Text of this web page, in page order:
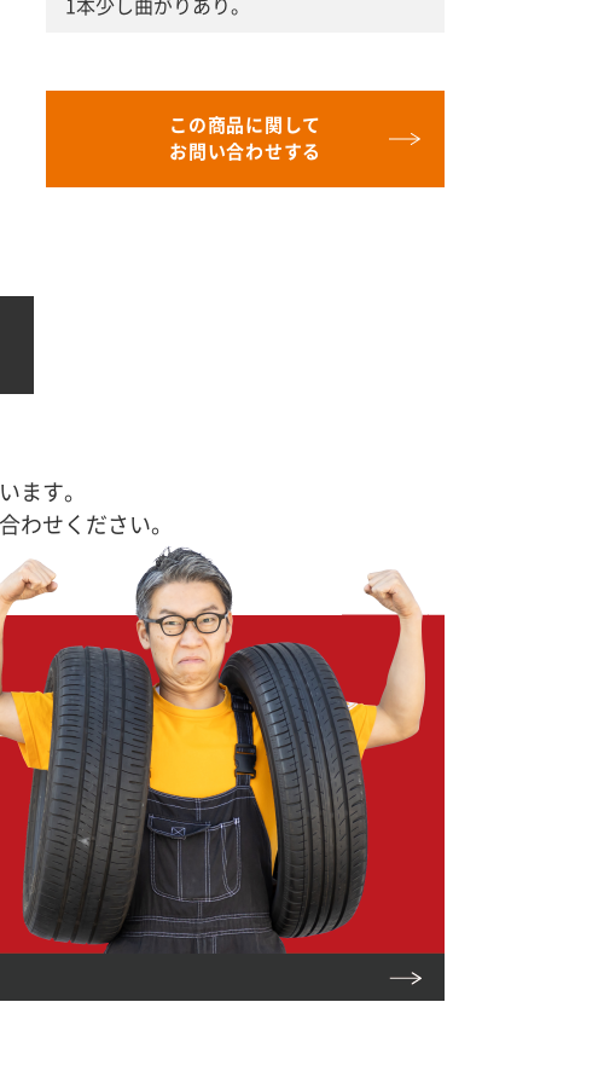
1本少し曲がりあり。
この商品に関して
お問い合わせする
ます。
わせください。